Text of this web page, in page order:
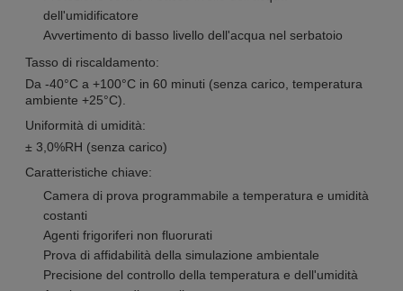
dell'umidificatore
Avvertimento di basso livello dell'acqua nel serbatoio
Tasso di riscaldamento:
Da -40°C a +100°C in 60 minuti (senza carico, temperatura
ambiente +25°C).
Uniformità di umidità:
± 3,0%RH (senza carico)
Caratteristiche chiave:
Camera di prova programmabile a temperatura e umidità
costanti
Agenti frigoriferi non fluorurati
Prova di affidabilità della simulazione ambientale
Precisione del controllo della temperatura e dell'umidità